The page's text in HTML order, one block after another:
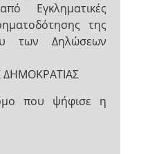
Εγκληματικές
της
των Δηλώσεων
που ψήφισε η